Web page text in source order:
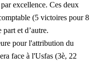
excellence. Ces deux
(5 victoires pour 8
et d’autre.
pour l'attribution du
face à l'Usfas (3è, 22